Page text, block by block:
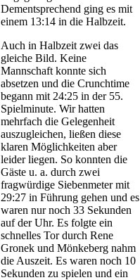
Dementsprechend ging es mit
einem 13:14 in die Halbzeit.
Auch in Halbzeit zwei das
gleiche Bild. Keine
Mannschaft konnte sich
absetzen und die Crunchtime
begann mit 24:25 in der 55.
Spielminute. Wir hatten
mehrfach die Gelegenheit
auszugleichen, ließen diese
klaren Möglichkeiten aber
leider liegen. So konnten die
Gäste u. a. durch zwei
fragwürdige Siebenmeter mit
29:27 in Führung gehen und es
waren nur noch 33 Sekunden
auf der Uhr. Es folgte ein
schnelles Tor durch Rene
Gronek und Mönkeberg nahm
die Auszeit. Es waren noch 10
Sekunden zu spielen und ein